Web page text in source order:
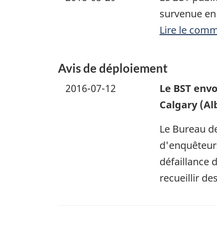
survenue
Lire le
Avis de déploiement
2016-07-12
Le BST
Calgary
Le Bureau
défaillance
recueillir